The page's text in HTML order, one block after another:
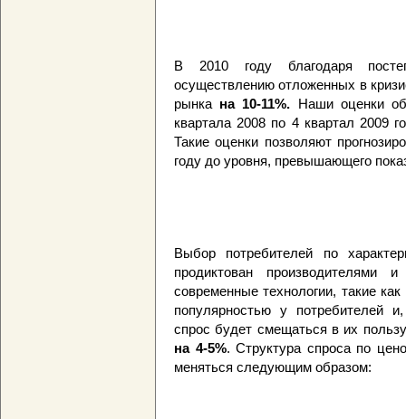
В 2010 году благодаря
осуществлению отложенных в
рынка на 10-11%. Наши оценки
квартала 2008 по 4 квартал 2009
Такие оценки позволяют
году до уровня, превышающего
Выбор потребителей по
продиктован
современные технологии, такие
популярностью у потребителей
спрос будет смещаться в их
на 4-5%. Структура спроса по
меняться следующим образом: